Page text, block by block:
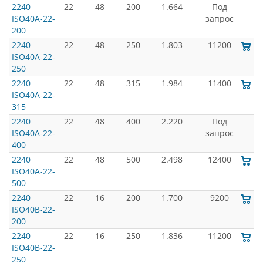
2240
ISO40A-22-
200
22 48 200 1.664
Под
запрос
2240
ISO40A-22-
250
22 48 250 1.803 11200
2240
ISO40A-22-
315
22 48 315 1.984 11400
2240
ISO40A-22-
400
22 48 400 2.220
Под
запрос
2240
ISO40A-22-
500
22 48 500 2.498 12400
2240
ISO40B-22-
200
22 16 200 1.700 9200
2240
ISO40B-22-
250
22 16 250 1.836 11200